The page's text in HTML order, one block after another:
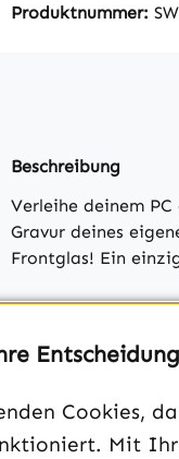
Produktnummer:
Beschreibung
Verleihe deinem
Gravur deines
Frontglas! Ein
Bewertungen
Cookies,
Mit